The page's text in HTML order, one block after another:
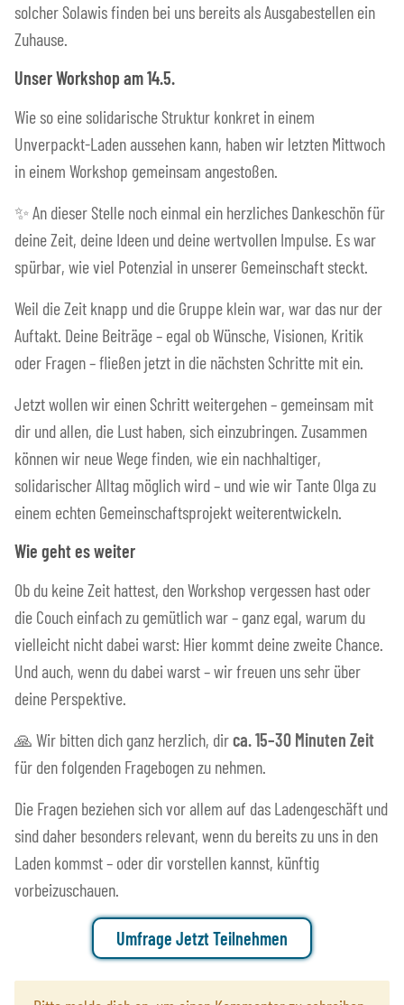
solcher Solawis finden bei uns bereits als Ausgabestellen ein
Zuhause.
Unser Workshop am 14.5.
Wie so eine solidarische Struktur konkret in einem
Unverpackt-Laden aussehen kann, haben wir letzten Mittwoch
in einem Workshop gemeinsam angestoßen.
✨ An dieser Stelle noch einmal ein herzliches Dankeschön für
deine Zeit, deine Ideen und deine wertvollen Impulse. Es war
spürbar, wie viel Potenzial in unserer Gemeinschaft steckt.
Weil die Zeit knapp und die Gruppe klein war, war das nur der
Auftakt. Deine Beiträge – egal ob Wünsche, Visionen, Kritik
oder Fragen – fließen jetzt in die nächsten Schritte mit ein.
Jetzt wollen wir einen Schritt weitergehen – gemeinsam mit
dir und allen, die Lust haben, sich einzubringen. Zusammen
können wir neue Wege finden, wie ein nachhaltiger,
solidarischer Alltag möglich wird – und wie wir Tante Olga zu
einem echten Gemeinschaftsprojekt weiterentwickeln.
Wie geht es weiter
Ob du keine Zeit hattest, den Workshop vergessen hast oder
die Couch einfach zu gemütlich war – ganz egal, warum du
vielleicht nicht dabei warst: Hier kommt deine zweite Chance.
Und auch, wenn du dabei warst – wir freuen uns sehr über
deine Perspektive.
🙏 Wir bitten dich ganz herzlich, dirca. 15–30 Minuten Zeit
für den folgenden Fragebogen zu nehmen.
Die Fragen beziehen sich vor allem auf das Ladengeschäft und
sind daher besonders relevant, wenn du bereits zu uns in den
Laden kommst – oder dir vorstellen kannst, künftig
vorbeizuschauen.
Umfrage Jetzt Teilnehmen